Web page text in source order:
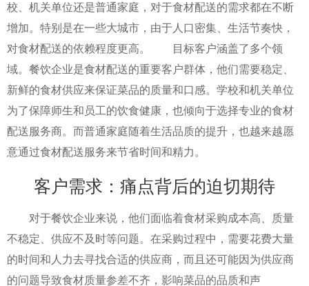
校、机关单位还是普通家庭，对于食材配送的需求都在不断
增加。特别是在一些大城市，由于人口密集、生活节奏快，
对食材配送的依赖程度更高。 目标客户涵盖了多个领
域。餐饮企业是食材配送的重要客户群体，他们需要稳定、
新鲜的食材供应来保证菜品的质量和口感。学校和机关单位
为了保障师生和员工的饮食健康，也倾向于选择专业的食材
配送服务商。而普通家庭随着生活品质的提升，也越来越愿
意通过食材配送服务来节省时间和精力。
客户需求：痛点背后的迫切期待
对于餐饮企业来说，他们面临着食材采购成本高、质量
不稳定、供应不及时等问题。在采购过程中，需要花费大量
的时间和人力去寻找合适的供应商，而且还可能因为供应商
的问题导致食材质量参差不齐，影响菜品的品质和声